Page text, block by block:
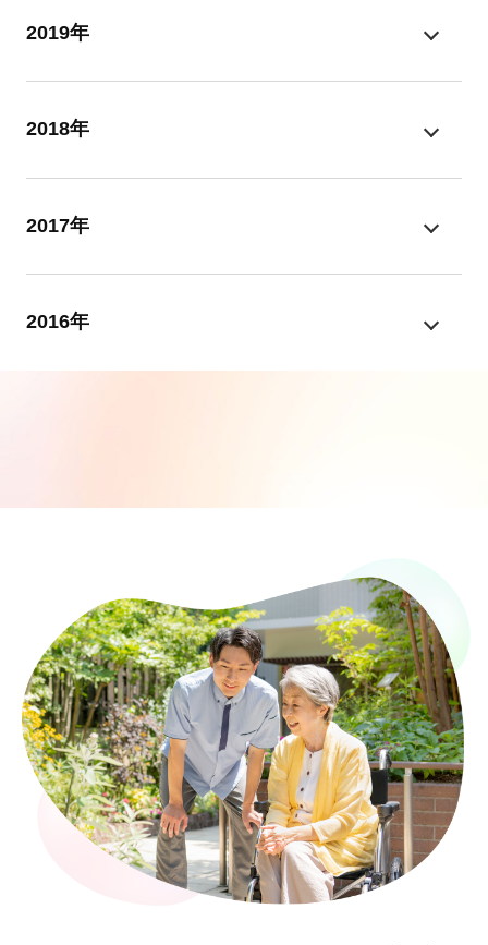
2019年
2018年
2017年
2016年